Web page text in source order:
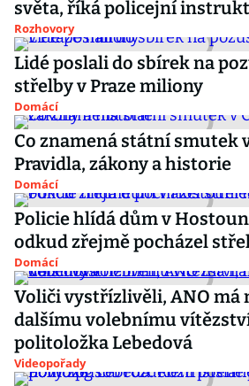
světa, říká policejní
Rozhovory
Lidé poslali do sbírek na
střelby v Praze miliony
Domácí
Co znamená státní smutek
Pravidla, zákony a historie
Domácí
Policie hlídá dům v
odkud zřejmě pocházel
Domácí
Voliči vystřízlivěli, ANO má
dalšímu volebnímu
politoložka Lebedová
Videopořady